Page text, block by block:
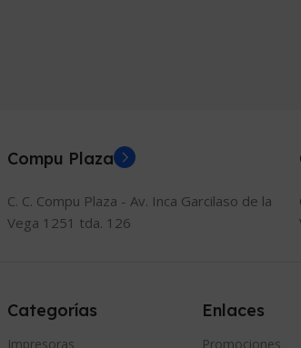
Compu Plaza
C. C. Compu Plaza - Av. Inca Garcilaso de la
Vega 1251 tda. 126
Categorías
Impresoras
Enlaces
Promociones